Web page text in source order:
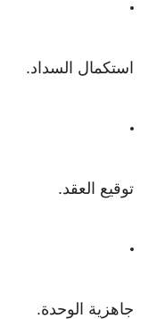
استكمال السداد.
توقيع العقد.
جاهزية الوحدة.